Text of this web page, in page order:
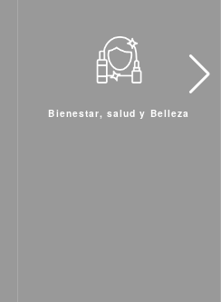
Hoteles y Residenciales